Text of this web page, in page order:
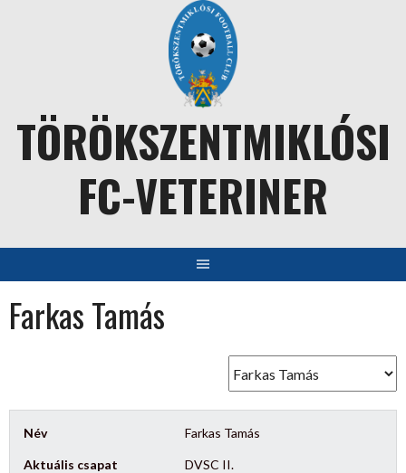
TÖRÖKSZENTMIKLÓSI
FC-VETERINER
Farkas Tamás
Név Farkas Tamás
Aktuális csapat DVSC II.